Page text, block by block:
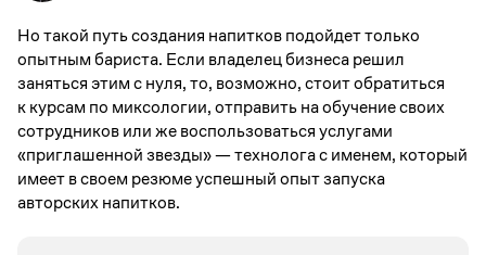
Но такой путь создания напитков подойдет только
опытным бариста. Если владелец бизнеса решил
заняться этим с нуля, то, возможно, стоит обратиться
к курсам по миксологии, отправить на обучение своих
сотрудников или же воспользоваться услугами
«приглашенной звезды» — технолога с именем, который
имеет в своем резюме успешный опыт запуска
авторских напитков.